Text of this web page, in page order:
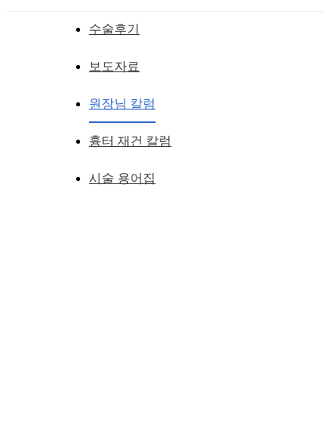
수술후기
보도자료
원장님 칼럼
흉터 재건 칼럼
시술 용어집
수술에는 순서가 있다 : 입매가 먼저
작성일 2011.10.15